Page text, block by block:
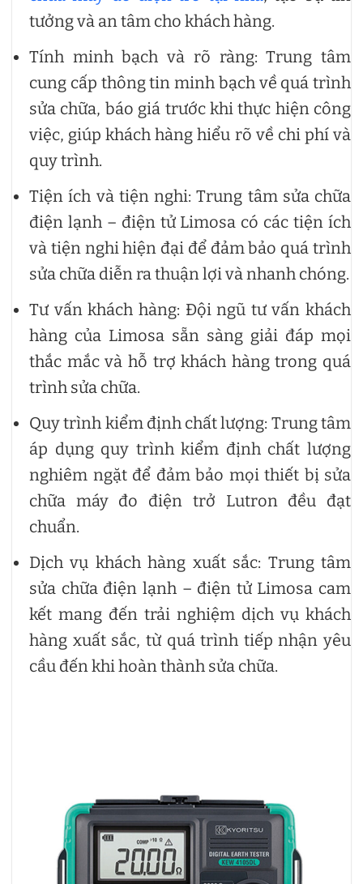
tưởng và an tâm cho khách hàng.
Tính minh bạch và rõ ràng: Trung tâm
cung cấp thông tin minh bạch về quá trình
sửa chữa, báo giá trước khi thực hiện công
việc, giúp khách hàng hiểu rõ về chi phí và
quy trình.
Tiện ích và tiện nghi: Trung tâm sửa chữa
điện lạnh – điện tử Limosa có các tiện ích
và tiện nghi hiện đại để đảm bảo quá trình
sửa chữa diễn ra thuận lợi và nhanh chóng.
Tư vấn khách hàng: Đội ngũ tư vấn khách
hàng của Limosa sẵn sàng giải đáp mọi
thắc mắc và hỗ trợ khách hàng trong quá
trình sửa chữa.
Quy trình kiểm định chất lượng: Trung tâm
áp dụng quy trình kiểm định chất lượng
nghiêm ngặt để đảm bảo mọi thiết bị sửa
chữa máy đo điện trở Lutron đều đạt
chuẩn.
Dịch vụ khách hàng xuất sắc: Trung tâm
sửa chữa điện lạnh – điện tử Limosa cam
kết mang đến trải nghiệm dịch vụ khách
hàng xuất sắc, từ quá trình tiếp nhận yêu
cầu đến khi hoàn thành sửa chữa.